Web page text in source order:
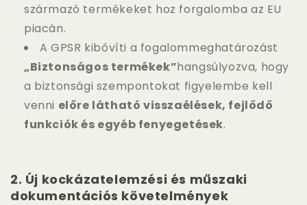
származó termékeket hoz forgalomba az EU
piacán.
A GPSR kibővíti a fogalommeghatározást
„Biztonságos termékek”hangsúlyozva, hogy
a biztonsági szempontokat figyelembe kell
venni előre látható visszaélések, fejlődő
funkciók és egyéb fenyegetések.
2. Új kockázatelemzési és műszaki
dokumentációs követelmények